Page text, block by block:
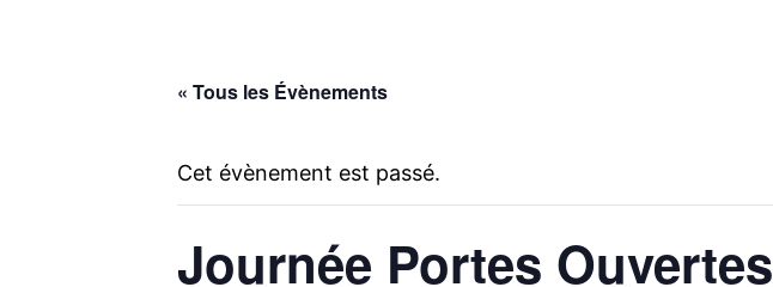
« Tous les Évènements
Cet évènement est passé.
Journée Portes Ouvertes